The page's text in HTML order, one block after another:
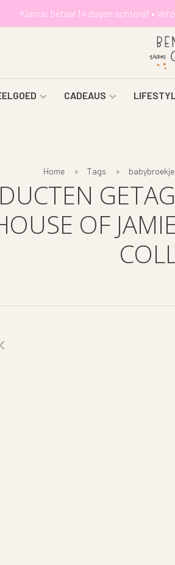
Klarna: betaal 14 dagen achteraf •
CADEAUS
Home Tags
OF